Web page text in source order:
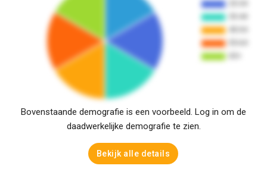
Bovenstaande demografie is een voorbeeld. Log in om de
daadwerkelijke demografie te zien.
Bekijk alle details